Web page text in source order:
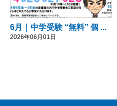
6月｜中学受験 “無料” 個 ...
2026年06月01日